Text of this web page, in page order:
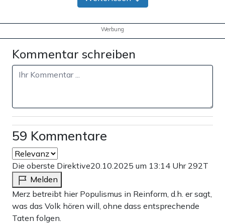
Werbung
Kommentar schreiben
59 Kommentare
Die oberste Direktive20.10.2025 um 13:14 Uhr 292T
Melden
Merz betreibt hier Populismus in Reinform, d.h. er sagt,
was das Volk hören will, ohne dass entsprechende
Taten folgen.